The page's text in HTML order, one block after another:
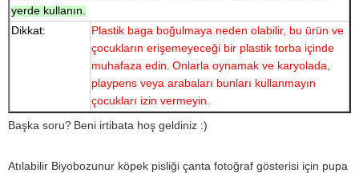
yerde kullanın.
Dikkat:
Plastik baga boğulmaya neden olabilir, bu ürün ve
çocukların erişemeyeceği bir plastik torba içinde
muhafaza edin. Onlarla oynamak ve karyolada,
playpens veya arabaları bunları kullanmayın
çocukları izin vermeyin.
Başka soru? Beni irtibata hoş geldiniz :)
Atılabilir Biyobozunur köpek pisliği çanta fotoğraf gösterisi için pupa